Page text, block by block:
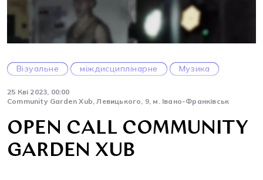
Візуальне міждисциплінарне Музика
25 Кві 2023, 00:00
Community Garden Xub, Левицького, 9, м. Івано-Франківськ
OPEN CALL COMMUNITY
GARDEN XUB